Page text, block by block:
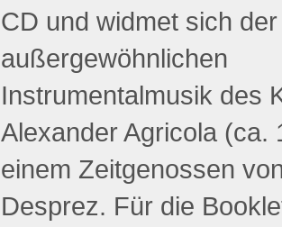
CD und widmet sich der
außergewöhnlichen
Instrumentalmusik des
Alexander Agricola (ca.
einem Zeitgenossen
Desprez. Für die